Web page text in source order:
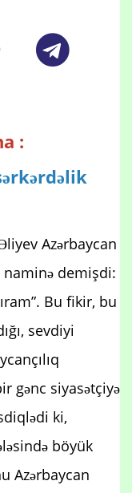
:
Azərbaycan
naminə demişdi:
Bu fikir, bu
sevdiyi
gənc siyasətçiyə
ki,
böyük
Azərbaycan